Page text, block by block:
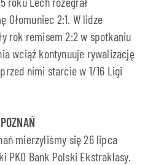
Ołomuniec 2:1. W lidze
rok remisem 2:2 w spotkaniu
wciąż kontynuuje rywalizację
nimi starcie w 1/16 Ligi
mierzyliśmy się 26 lipca
PKO Bank Polski Ekstraklasy.